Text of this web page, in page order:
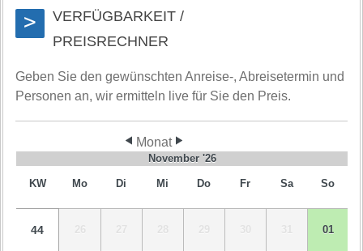
>
VERFÜGBARKEIT /
PREISRECHNER
Geben Sie den gewünschten Anreise-, Abreisetermin und
Personen an, wir ermitteln live für Sie den Preis.
Monat
November '26
KW Mo Di Mi Do Fr Sa So
44 26 27 28 29 30 31 01